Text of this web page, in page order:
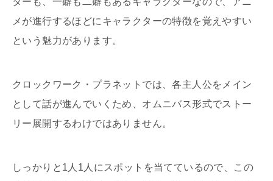
メが進行するほどにキャラクターの特徴を覚えやすい
という魅力があります。
クロックワーク・プラネットでは、各主人公をメイン
として話が進んでいくため、オムニバス形式でストー
リー展開するわけではありません。
しっかりと1人1人にスポットを当てているので、この